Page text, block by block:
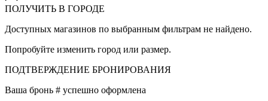
ПОЛУЧИТЬ В ГОРОДЕ
Доступных магазинов по выбранным фильтрам не найдено.
Попробуйте изменить город или размер.
ПОДТВЕРЖДЕНИЕ БРОНИРОВАНИЯ
Ваша бронь # успешно оформлена